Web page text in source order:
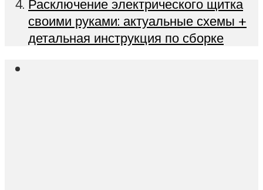
Расключение электрического щитка
своими руками: актуальные схемы +
детальная инструкция по сборке